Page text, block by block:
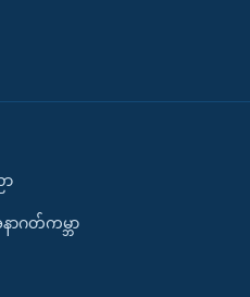
ာ
ဂတ်ကမ္ဘာ